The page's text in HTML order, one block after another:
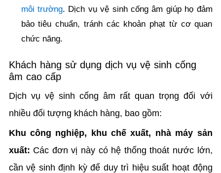
môi trường. Dịch vụ vệ sinh cống âm giúp họ đảm
bảo tiêu chuẩn, tránh các khoản phạt từ cơ quan
chức năng.
Khách hàng sử dụng dịch vụ vệ sinh cống
âm cao cấp
Dịch vụ vệ sinh cống âm rất quan trọng đối với
nhiều đối tượng khách hàng, bao gồm:
Khu công nghiệp, khu chế xuất, nhà máy sản
xuất: Các đơn vị này có hệ thống thoát nước lớn,
cần vệ sinh định kỳ để duy trì hiệu suất hoạt động